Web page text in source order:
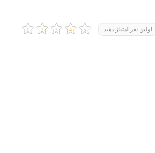
اولین نفر امتیاز دهید